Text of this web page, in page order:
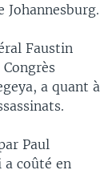
Faustin
a quant à
Paul
a coûté en